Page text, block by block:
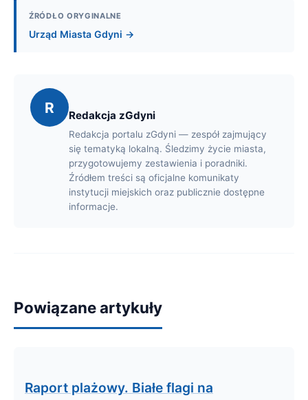
ŹRÓDŁO ORYGINALNE
Urząd Miasta Gdyni →
R Redakcja zGdyni
Redakcja portalu zGdyni — zespół zajmujący
się tematyką lokalną. Śledzimy życie miasta,
przygotowujemy zestawienia i poradniki.
Źródłem treści są oficjalne komunikaty
instytucji miejskich oraz publicznie dostępne
informacje.
Powiązane artykuły
Raport plażowy. Białe flagi na